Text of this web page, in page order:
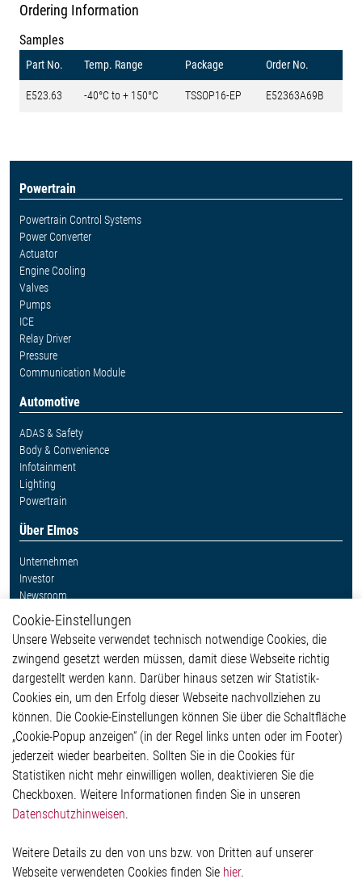
Ordering Information
Samples
Part No. Temp. Range Package Order No.
E523.63 -40°C to + 150°C TSSOP16-EP E52363A69B
Powertrain
Powertrain Control Systems
Power Converter
Actuator
Engine Cooling
Valves
Pumps
ICE
Relay Driver
Pressure
Communication Module
Automotive
ADAS & Safety
Body & Convenience
Infotainment
Lighting
Powertrain
Über Elmos
Unternehmen
Investor
Newsroom
Weitere Links
Glossar
Kontakt
Hinweisgeberschutzsystem
Impressum
Datenschutzerklärung
Cookie-Popup anzeigen
Elmos Semiconductor SE
Werkstättenstraße 18
Cookie-Einstellungen
Unsere Webseite verwendet technisch notwendige Cookies, die
zwingend gesetzt werden müssen, damit diese Webseite richtig
dargestellt werden kann. Darüber hinaus setzen wir Statistik-
Cookies ein, um den Erfolg dieser Webseite nachvollziehen zu
können. Die Cookie-Einstellungen können Sie über die Schaltfläche
„Cookie-Popup anzeigen“ (in der Regel links unten oder im Footer)
jederzeit wieder bearbeiten. Sollten Sie in die Cookies für
Statistiken nicht mehr einwilligen wollen, deaktivieren Sie die
Checkboxen. Weitere Informationen finden Sie in unseren
Datenschutzhinweisen.
Weitere Details zu den von uns bzw. von Dritten auf unserer
Webseite verwendeten Cookies finden Sie hier.